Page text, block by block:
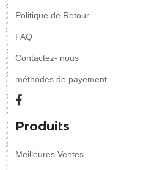
Politique de Retour
FAQ
Contactez- nous
méthodes de payement
Produits
Meilleures Ventes